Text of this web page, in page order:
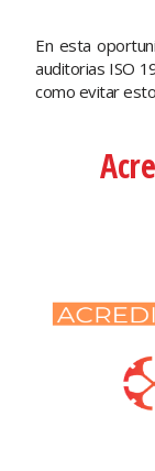
En esta
auditorias ISO
como evitar